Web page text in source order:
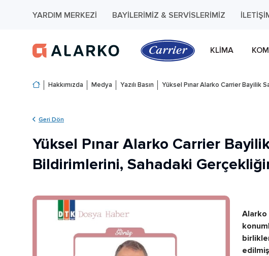
YARDIM MERKEZI BAYILERIMIZ & SERVISLERIMIZ
KLIMA
Hakkımızda Medya Yazılı Basın Yüksel Pınar Alarko Carrier Bayilik
Geri Dön
Yüksel Pınar Alarko Carrier
Bildirimlerini, Sahadaki
Alarko